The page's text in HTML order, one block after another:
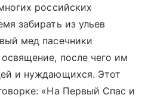
российских
забирать из ульев
мед пасечники
после чего им
и нуждающихся. Этот
«На Первый Спас и